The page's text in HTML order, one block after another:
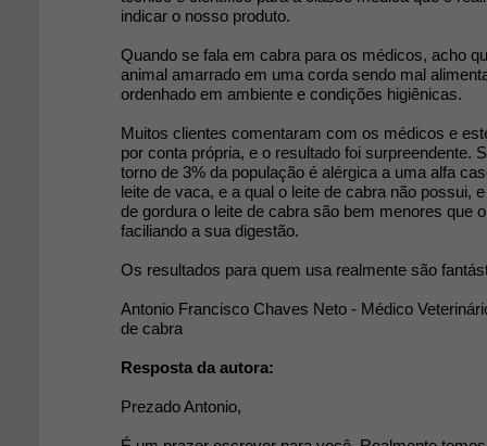
indicar o nosso produto.
Quando se fala em cabra para os médicos, acho
animal amarrado em uma corda sendo mal
ordenhado em ambiente e condições higiênicas.
Muitos clientes comentaram com os médicos e
por conta própria, e o resultado foi surpreendente.
torno de 3% da população é alérgica a uma alfa
leite de vaca, e a qual o leite de cabra não possui,
de gordura o leite de cabra são bem menores que
faciliando a sua digestão.
Os resultados para quem usa realmente são
Antonio Francisco Chaves Neto - Médico
de cabra
Resposta da autora:
Prezado Antonio,